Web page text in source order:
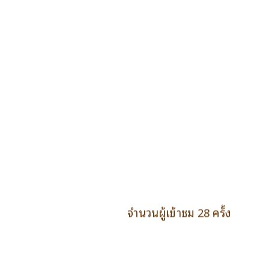
จำนวนผู้เข้าชม 28 ครั้ง